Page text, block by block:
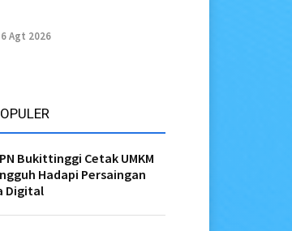
6 Agt 2026
Bukittinggi Cetak UMKM
Hadapi Persaingan
Digital